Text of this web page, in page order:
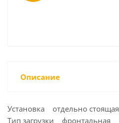
Описание
Установка отдельно стоящая
Тип загрузки фронтальная